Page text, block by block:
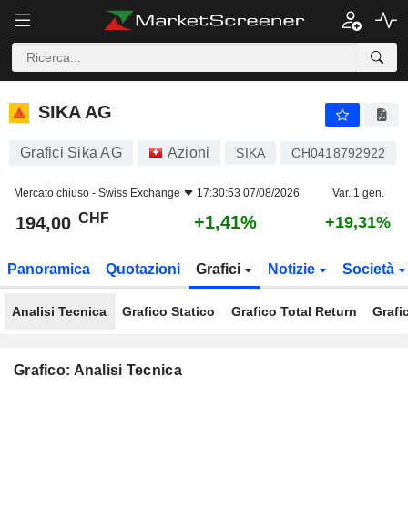
SIKA AG
SIKA AG
Grafici Sika AG Azioni SIKA CH0418792922
Mercato chiuso - Swiss Exchange 17:30:53 07/08/2026 Var. 1 gen.
194,00 CHF +1,41% +19,31%
Panoramica Quotazioni Grafici Notizie Società
Analisi Tecnica Grafico Statico Grafico Total Return
Grafico: Analisi Tecnica